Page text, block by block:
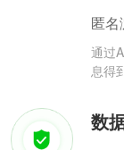
匿名
通过
息得
数